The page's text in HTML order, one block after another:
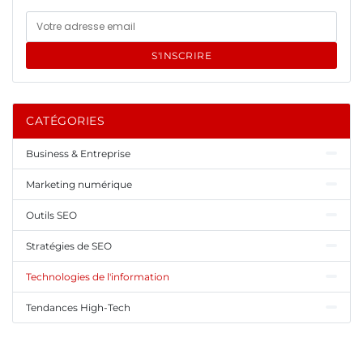
S'INSCRIRE
CATÉGORIES
Business & Entreprise
Marketing numérique
Outils SEO
Stratégies de SEO
Technologies de l'information
Tendances High-Tech